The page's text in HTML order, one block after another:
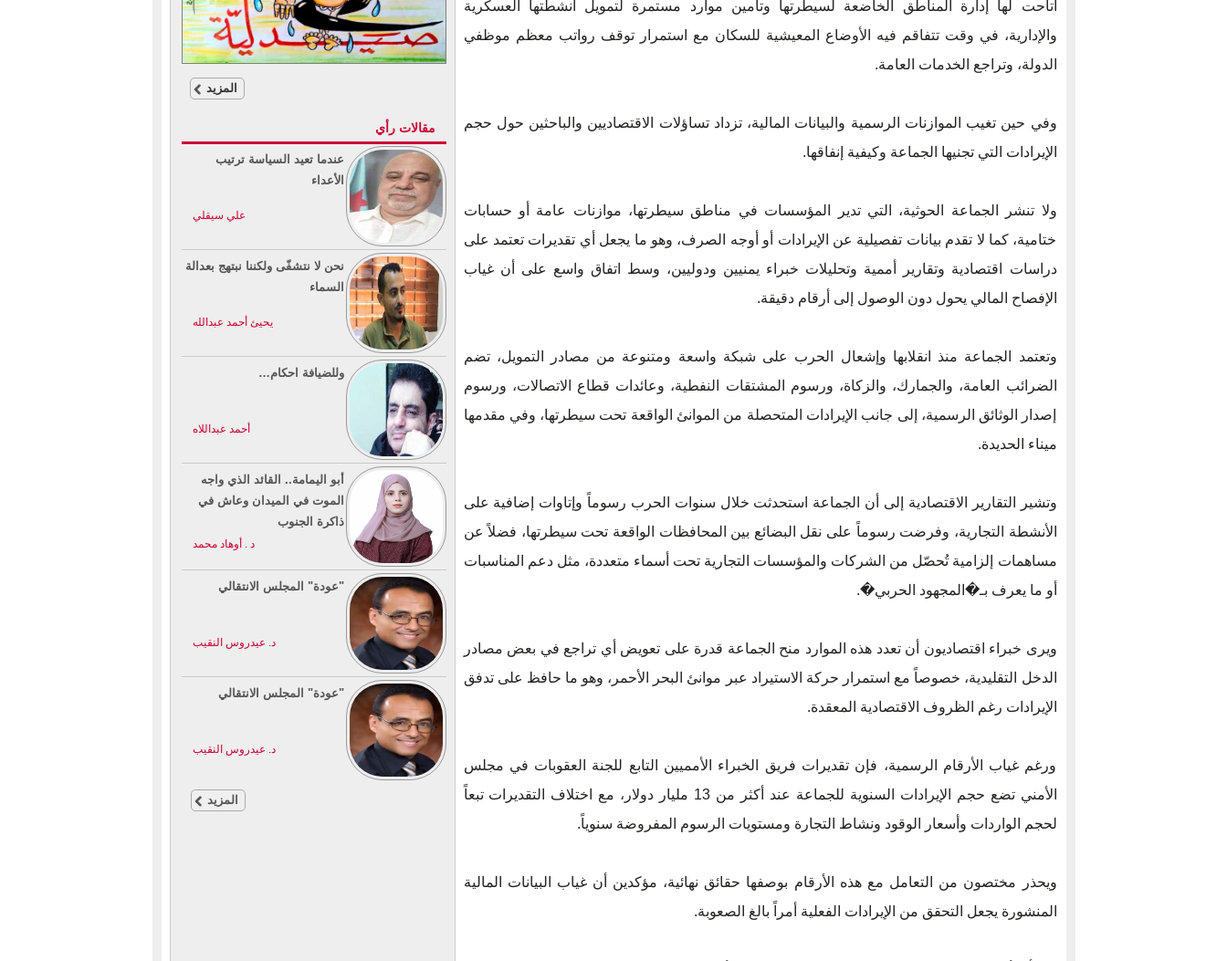
المزيد
مقالات رأي
عندما تعيد السياسة ترتيب
الأعداء
علي سيقلي
نحن لا نتشفّى ولكننا نبتهج بعدالة
السماء
يحيئ أحمد عبدالله
وللضيافة احكام…
أحمد عبداللاه
أبو اليمامة.. القائد الذي واجه
الموت في الميدان وعاش في
ذاكرة الجنوب
د . أوهاد محمد
"عودة" المجلس الانتقالي
د. عيدروس النقيب
"عودة" المجلس الانتقالي
د. عيدروس النقيب
المزيد
أتاحت لها إدارة المناطق الخاضعة لسيطرتها وتأمين موارد مستمرة لتمويل أنشطتها العسكرية
والإدارية، في وقت تتفاقم فيه الأوضاع المعيشية للسكان مع استمرار توقف رواتب معظم موظفي
الدولة، وتراجع الخدمات العامة.
وفي حين تغيب الموازنات الرسمية والبيانات المالية، تزداد تساؤلات الاقتصاديين والباحثين حول حجم
الإيرادات التي تجنيها الجماعة وكيفية إنفاقها.
ولا تنشر الجماعة الحوثية، التي تدير المؤسسات في مناطق سيطرتها، موازنات عامة أو حسابات
ختامية، كما لا تقدم بيانات تفصيلية عن الإيرادات أو أوجه الصرف، وهو ما يجعل أي تقديرات تعتمد على
دراسات اقتصادية وتقارير أممية وتحليلات خبراء يمنيين ودوليين، وسط اتفاق واسع على أن غياب
الإفصاح المالي يحول دون الوصول إلى أرقام دقيقة.
وتعتمد الجماعة منذ انقلابها وإشعال الحرب على شبكة واسعة ومتنوعة من مصادر التمويل، تضم
الضرائب العامة، والجمارك، والزكاة، ورسوم المشتقات النفطية، وعائدات قطاع الاتصالات، ورسوم
إصدار الوثائق الرسمية، إلى جانب الإيرادات المتحصلة من الموانئ الواقعة تحت سيطرتها، وفي مقدمها
ميناء الحديدة.
وتشير التقارير الاقتصادية إلى أن الجماعة استحدثت خلال سنوات الحرب رسوماً وإتاوات إضافية على
الأنشطة التجارية، وفرضت رسوماً على نقل البضائع بين المحافظات الواقعة تحت سيطرتها، فضلاً عن
مساهمات إلزامية تُحصّل من الشركات والمؤسسات التجارية تحت أسماء متعددة، مثل دعم المناسبات
أو ما يعرف بـ�المجهود الحربي�.
ويرى خبراء اقتصاديون أن تعدد هذه الموارد منح الجماعة قدرة على تعويض أي تراجع في بعض مصادر
الدخل التقليدية، خصوصاً مع استمرار حركة الاستيراد عبر موانئ البحر الأحمر، وهو ما حافظ على تدفق
الإيرادات رغم الظروف الاقتصادية المعقدة.
ورغم غياب الأرقام الرسمية، فإن تقديرات فريق الخبراء الأمميين التابع للجنة العقوبات في مجلس
الأمني تضع حجم الإيرادات السنوية للجماعة عند أكثر من 13 مليار دولار، مع اختلاف التقديرات تبعاً
لحجم الواردات وأسعار الوقود ونشاط التجارة ومستويات الرسوم المفروضة سنوياً.
ويحذر مختصون من التعامل مع هذه الأرقام بوصفها حقائق نهائية، مؤكدين أن غياب البيانات المالية
المنشورة يجعل التحقق من الإيرادات الفعلية أمراً بالغ الصعوبة.